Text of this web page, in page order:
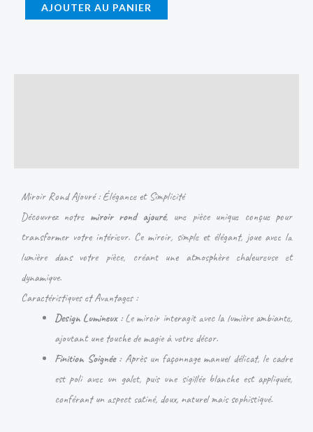
AJOUTER AU PANIER
Miroir Rond Ajouré : Élégance et Simplicité
Découvrez notre miroir rond ajouré, une pièce unique conçue pour
transformer votre intérieur. Ce miroir, simple et élégant, joue avec la
lumière dans votre pièce, créant une atmosphère chaleureuse et
dynamique.
Caractéristiques et Avantages :
Design Lumineux :Le miroir interagit avec la lumière ambiante,
ajoutant une touche de magie à votre décor.
Finition Soignée :Après un façonnage manuel délicat, le cadre
est poli avec un galet, puis une sigillée blanche est appliquée,
conférant un aspect satiné, doux, naturel mais sophistiqué.